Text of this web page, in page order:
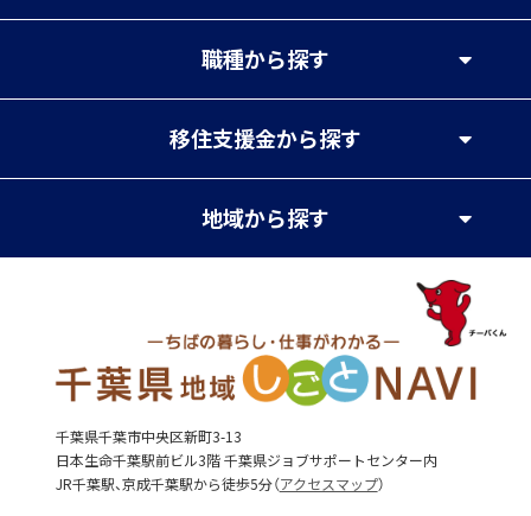
職種から探す
移住支援金から探す
地域から探す
千葉県千葉市中央区新町3-13
日本生命千葉駅前ビル3階 千葉県ジョブサポートセンター内
JR千葉駅、京成千葉駅から徒歩5分（アクセスマップ）